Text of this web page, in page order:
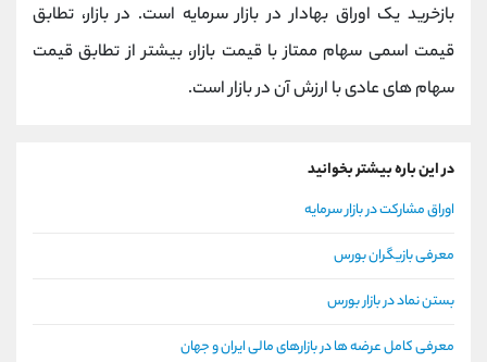
بازخرید یک اوراق بهادار در بازار سرمایه است. در بازار، تطابق
قیمت اسمی سهام ممتاز با قیمت بازار، بیشتر از تطابق قیمت
سهام های عادی با ارزش آن در بازار است.
در این باره بیشتر بخوانید
اوراق مشارکت در بازار سرمایه
معرفی بازیگران بورس
بستن نماد در بازار بورس
معرفی کامل عرضه ها در بازارهای مالی ایران و جهان